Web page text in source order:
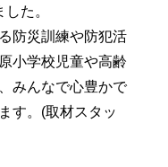
た。
防災訓練や防犯活
小学校児童や高齢
みんなで心豊かで
す。(取材スタッ